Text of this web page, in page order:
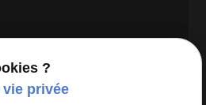
API est désactivé.
?
privée